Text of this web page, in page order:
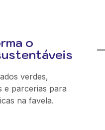
o
verdes,
e parcerias para
na favela.